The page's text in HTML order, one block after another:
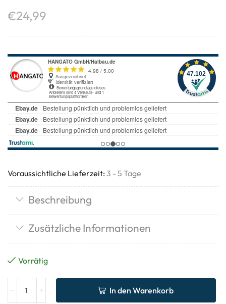
€24,99
Voraussichtliche Lieferzeit: 3 - 5 Tage
Beschreibung
Zusätzliche Informationen
Vorrätig
In den Warenkorb